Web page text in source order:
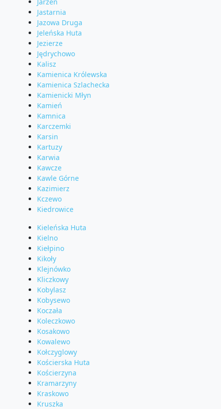
Jastarnia
Jazowa Druga
Jeleńska Huta
Jezierze
Jędrychowo
Kalisz
Kamienica Królewska
Kamienica Szlachecka
Kamienicki Młyn
Kamień
Kamnica
Karczemki
Karsin
Kartuzy
Karwia
Kawcze
Kawle Górne
Kazimierz
Kczewo
Kiedrowice
Kieleńska Huta
Kielno
Kiełpino
Kikoły
Klejnówko
Kliczkowy
Kobylasz
Kobysewo
Koczała
Koleczkowo
Kosakowo
Kowalewo
Kołczyglowy
Kościerska Huta
Kościerzyna
Kramarzyny
Kraskowo
Kruszka